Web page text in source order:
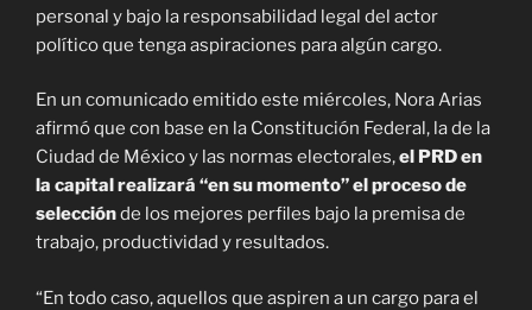
personal y bajo la responsabilidad legal del actor
político que tenga aspiraciones para algún cargo.
En un comunicado emitido este miércoles, Nora Arias
afirmó que con base en la Constitución Federal, la de la
Ciudad de México y las normas electorales,el PRD en
la capital realizará “en su momento” el proceso de
selecciónde los mejores perfiles bajo la premisa de
trabajo, productividad y resultados.
“En todo caso, aquellos que aspiren a un cargo para el